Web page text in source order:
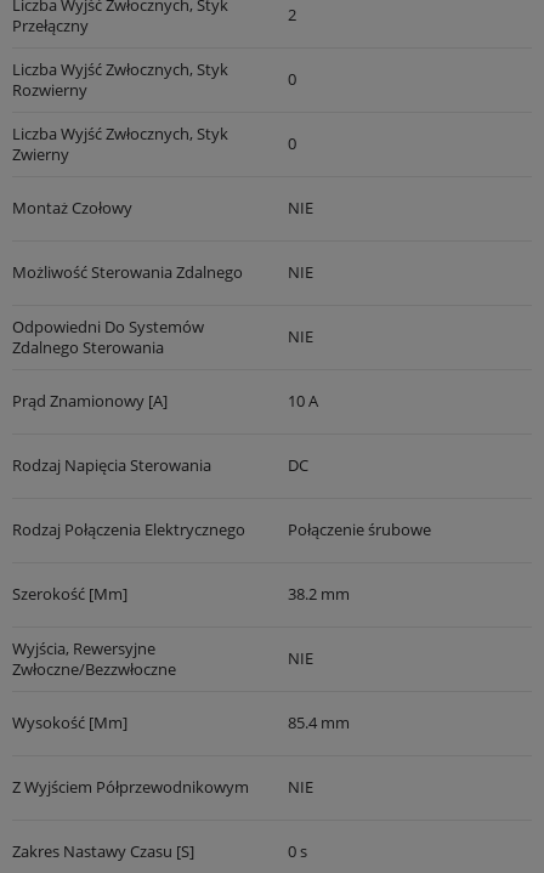
Przełączny
2
Liczba Wyjść Zwłocznych, Styk
Rozwierny
0
Liczba Wyjść Zwłocznych, Styk
Zwierny
0
Montaż Czołowy NIE
Możliwość Sterowania Zdalnego NIE
Odpowiedni Do Systemów
Zdalnego Sterowania
NIE
Prąd Znamionowy [A] 10 A
Rodzaj Napięcia Sterowania DC
Rodzaj Połączenia Elektrycznego Połączenie śrubowe
Szerokość [mm] 38.2 mm
Wyjścia, Rewersyjne
Zwłoczne/bezzwłoczne
NIE
Wysokość [mm] 85.4 mm
Z Wyjściem Półprzewodnikowym NIE
Zakres Nastawy Czasu [s] 0 s